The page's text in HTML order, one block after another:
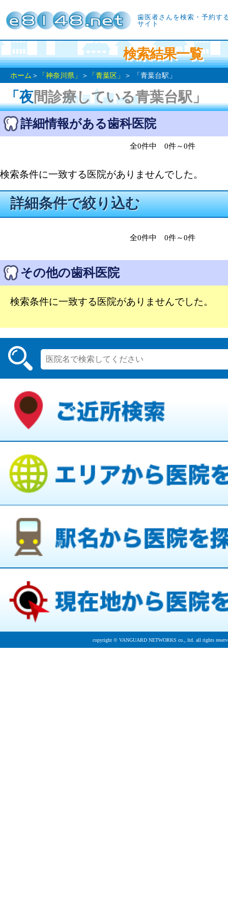
歯医者さんを検索・予約す
サイト
検索結果一覧
ホーム ＞ 「神奈川県」 ＞ 「青葉区」 ＞ 「青葉台駅」
「夜間診療している青葉台駅」
詳細情報がある歯科医院
全0件中 0件～0件
検索条件に一致する医院がありませんでした。
詳細条件で絞り込む
全0件中 0件～0件
その他の歯科医院
検索条件に一致する医院がありませんでした。
copyright © VANGUARD NETWORKS co., ltd. all rights